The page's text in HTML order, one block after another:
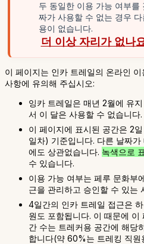
두 동일한 이용 가능 여부를
짜가 사용할 수 없는 경우
용이 없습니다.
더 이상 자리가 없나
이 페이지는 인카 트레일의 온라인
사항에 유의해 주십시오:
잉카 트레일은 매년 2월에 유
서 이 달은 사용할 수 없습니다.
이 페이지에 표시된 공간은 2
일차) 기준입니다. 다른 날짜
에도 상관없습니다. 녹색으로
수 있습니다.
이용 가능 여부는 페루 문화부
근을 관리하고 승인할 수 있는
4일간의 인카 트레일 접근은
원도 포함됩니다. 이 때문에
간 수는 트레커용 공간에 해당
합니다(약 60%는 트레킹 직